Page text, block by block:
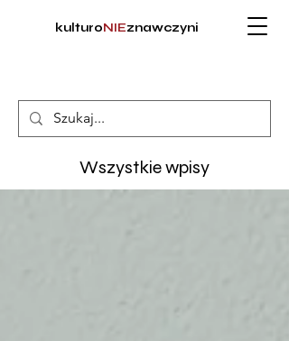
kulturoNIEznawczyni
Wszystkie wpisy